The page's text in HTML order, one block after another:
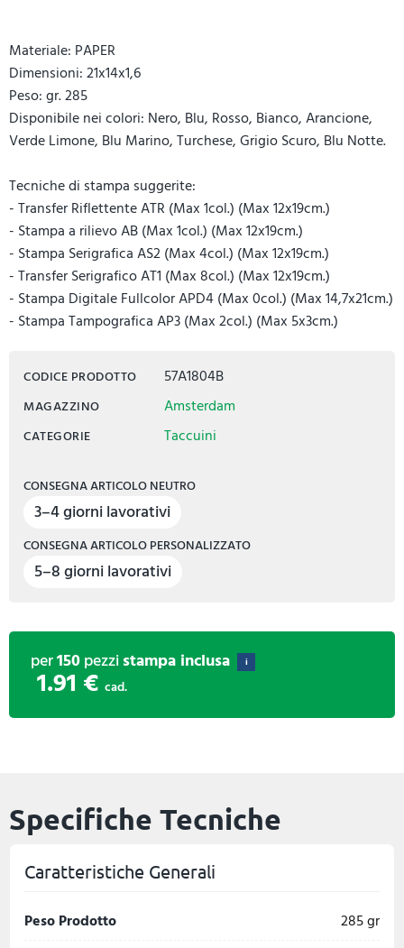
Materiale: PAPER
Dimensioni: 21x14x1,6
Peso: gr. 285
Disponibile nei colori: Nero, Blu, Rosso, Bianco, Arancione,
Verde Limone, Blu Marino, Turchese, Grigio Scuro, Blu Notte.
Tecniche di stampa suggerite:
- Transfer Riflettente ATR (Max 1col.) (Max 12x19cm.)
- Stampa a rilievo AB (Max 1col.) (Max 12x19cm.)
- Stampa Serigrafica AS2 (Max 4col.) (Max 12x19cm.)
- Transfer Serigrafico AT1 (Max 8col.) (Max 12x19cm.)
- Stampa Digitale Fullcolor APD4 (Max 0col.) (Max 14,7x21cm.)
- Stampa Tampografica AP3 (Max 2col.) (Max 5x3cm.)
CODICE PRODOTTO 57A1804B
MAGAZZINO Amsterdam
CATEGORIE Taccuini
CONSEGNA ARTICOLO NEUTRO
3–4 giorni lavorativi
CONSEGNA ARTICOLO PERSONALIZZATO
5–8 giorni lavorativi
per150pezzistampa inclusa i
1.91 € cad.
Specifiche Tecniche
Caratteristiche Generali
Peso Prodotto
285 gr